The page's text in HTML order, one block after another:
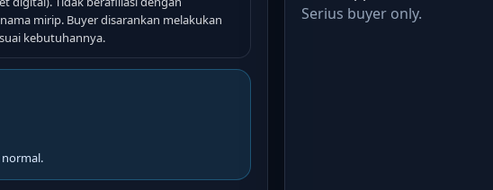
mirip. Buyer disarankan melakukan
kebutuhannya.
Serius buyer only.